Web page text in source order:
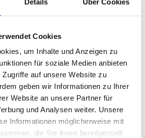
Cookies
um Inhalte und Anzeigen zu
für soziale Medien anbieten
auf unsere Website zu
geben wir Informationen zu Ihrer
Website an unsere Partner für
und Analysen weiter. Unsere
Informationen möglicherweise mit
die Sie ihnen bereitgestellt
in
in Schleswig-Holstein sind im
oft günstiger, was auch
ohne Eigenkapital attraktiver
Banken kennen die
genau und können individuelle